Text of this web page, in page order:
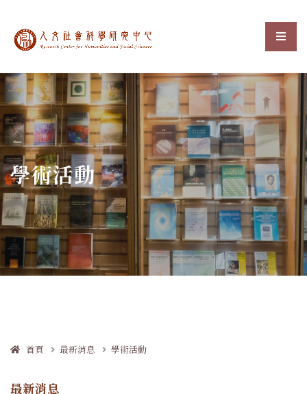
中央研究院人文社會科選
:::
學術活動
首頁 最新消息 學術活動
最新消息